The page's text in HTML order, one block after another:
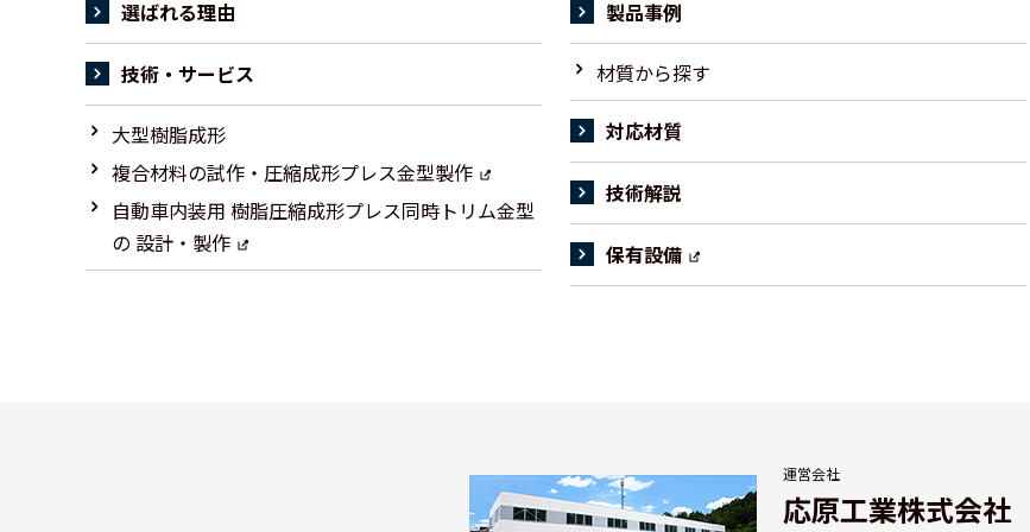
選ばれる理由
技術・サービス
大型樹脂成形
複合材料の試作・圧縮成形プレス金型製作
自動車内装用 樹脂圧縮成形プレス同時トリム金型
の 設計・製作
製品事例
材質から探す
対応材質
技術解説
保有設備
運営会社
応原工業株式会社